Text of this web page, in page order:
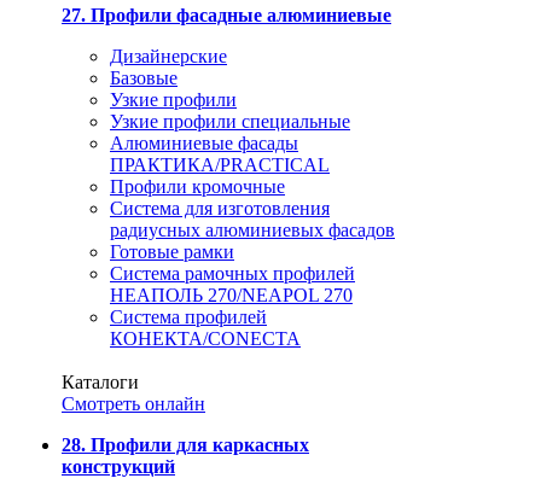
27. Профили фасадные алюминиевые
Дизайнерские
Базовые
Узкие профили
Узкие профили специальные
Алюминиевые фасады
ПРАКТИКА/PRACTICAL
Профили кромочные
Система для изготовления
радиусных алюминиевых фасадов
Готовые рамки
Система рамочных профилей
НЕАПОЛЬ 270/NEAPOL 270
Система профилей
КОНЕКТА/CONECTA
Каталоги
Смотреть онлайн
28. Профили для каркасных
конструкций